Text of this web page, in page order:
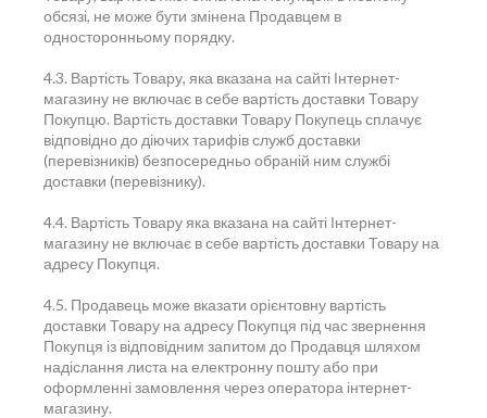
обсязі, не може бути змінена Продавцем в
односторонньому порядку.
4.3. Вартість Товару, яка вказана на сайті Інтернет-
магазину не включає в себе вартість доставки Товару
Покупцю. Вартість доставки Товару Покупець сплачує
відповідно до діючих тарифів служб доставки
(перевізників) безпосередньо обраній ним службі
доставки (перевізнику).
4.4. Вартість Товару яка вказана на сайті Інтернет-
магазину не включає в себе вартість доставки Товару на
адресу Покупця.
4.5. Продавець може вказати орієнтовну вартість
доставки Товару на адресу Покупця під час звернення
Покупця із відповідним запитом до Продавця шляхом
надіслання листа на електронну пошту або при
оформленні замовлення через оператора інтернет-
магазину.